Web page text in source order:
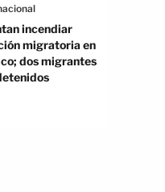
incendiar
migratoria en
dos migrantes